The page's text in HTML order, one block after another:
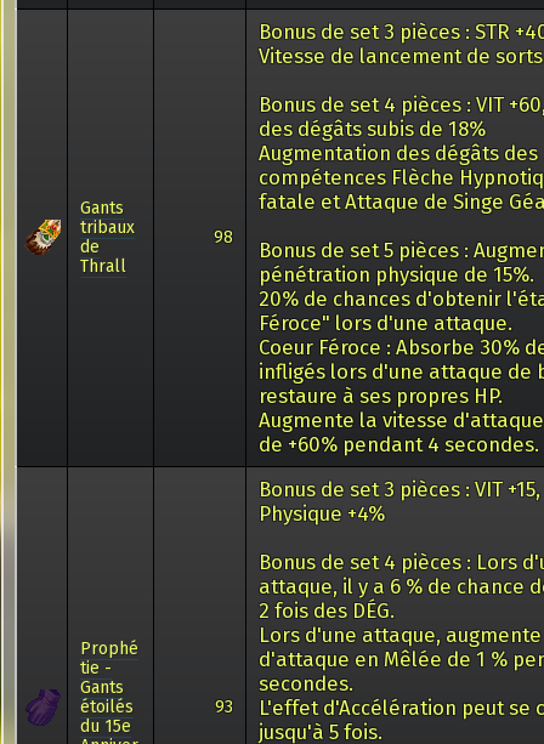
Gants
tribaux
de
Thrall
98
Bonus de set 3 pièces : STR
Vitesse de lancement de sorts
Bonus de set 4 pièces : VIT
des dégâts subis de 18%
Augmentation des dégâts des
compétences Flèche
fatale et Attaque de Singe
Bonus de set 5 pièces :
pénétration physique de 15%.
20% de chances d'obtenir
Féroce" lors d'une attaque.
Coeur Féroce : Absorbe 30%
infligés lors d'une attaque de
restaure à ses propres HP.
Augmente la vitesse
de +60% pendant 4 secondes.
Prophé
tie -
Gants
étoilés
du 15e
93
Bonus de set 3 pièces : VIT +15,
Physique +4%
Bonus de set 4 pièces : Lors
attaque, il y a 6 % de chance
2 fois des DÉG.
Lors d'une attaque, augmente
d'attaque en Mêlée de 1 %
secondes.
L'effet d'Accélération peut se
jusqu'à 5 fois.